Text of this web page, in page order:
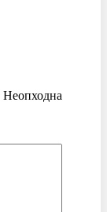
Неопходна